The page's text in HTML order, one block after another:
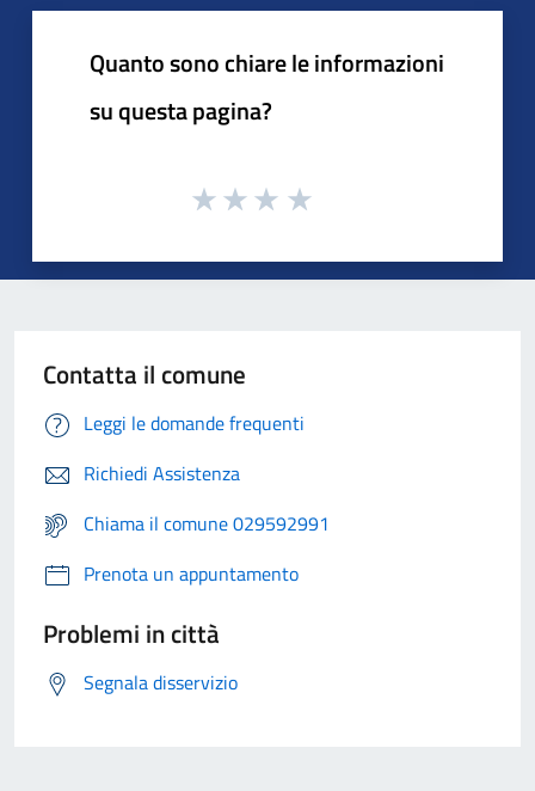
Quanto sono chiare le informazioni
su questa pagina?
Contatta il comune
Leggi le domande frequenti
Richiedi Assistenza
Chiama il comune 029592991
Prenota un appuntamento
Problemi in città
Segnala disservizio